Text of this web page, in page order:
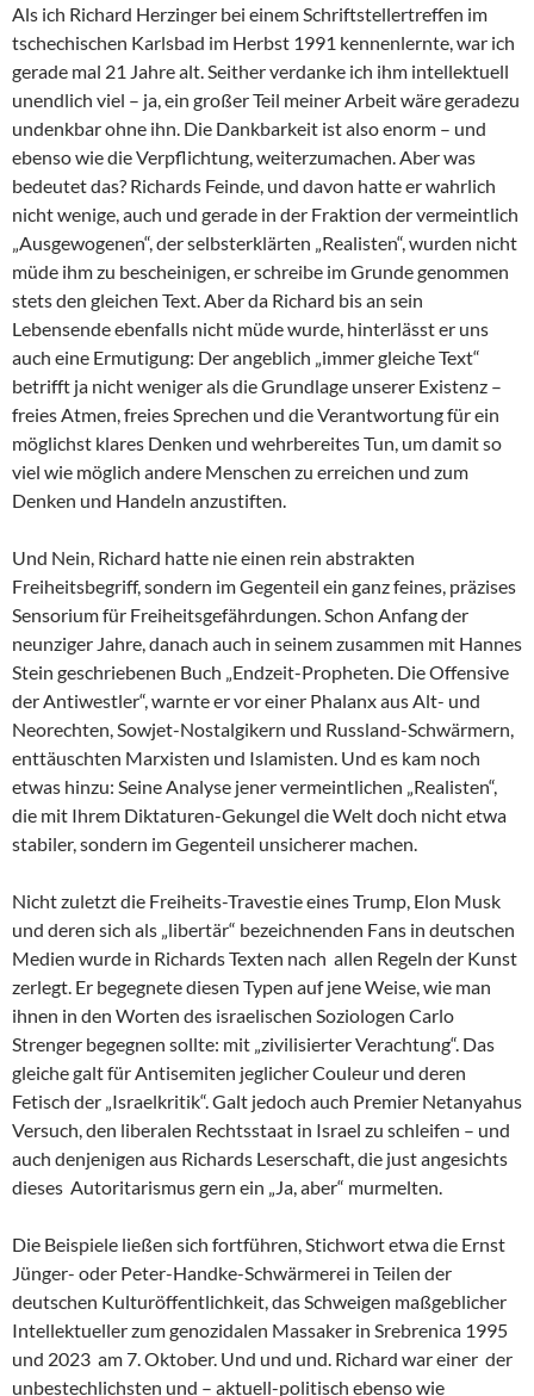
Als ich Richard Herzinger bei einem Schriftstellertreffen im
tschechischen Karlsbad im Herbst 1991 kennenlernte, war ich
gerade mal 21 Jahre alt. Seither verdanke ich ihm intellektuell
unendlich viel – ja, ein großer Teil meiner Arbeit wäre geradezu
undenkbar ohne ihn. Die Dankbarkeit ist also enorm – und
ebenso wie die Verpflichtung, weiterzumachen. Aber was
bedeutet das? Richards Feinde, und davon hatte er wahrlich
nicht wenige, auch und gerade in der Fraktion der vermeintlich
„Ausgewogenen“, der selbsterklärten „Realisten“, wurden nicht
müde ihm zu bescheinigen, er schreibe im Grunde genommen
stets den gleichen Text. Aber da Richard bis an sein
Lebensende ebenfalls nicht müde wurde, hinterlässt er uns
auch eine Ermutigung: Der angeblich „immer gleiche Text“
betrifft ja nicht weniger als die Grundlage unserer Existenz –
freies Atmen, freies Sprechen und die Verantwortung für ein
möglichst klares Denken und wehrbereites Tun, um damit so
viel wie möglich andere Menschen zu erreichen und zum
Denken und Handeln anzustiften.
Und Nein, Richard hatte nie einen rein abstrakten
Freiheitsbegriff, sondern im Gegenteil ein ganz feines, präzises
Sensorium für Freiheitsgefährdungen. Schon Anfang der
neunziger Jahre, danach auch in seinem zusammen mit Hannes
Stein geschriebenen Buch „Endzeit-Propheten. Die Offensive
der Antiwestler“, warnte er vor einer Phalanx aus Alt- und
Neorechten, Sowjet-Nostalgikern und Russland-Schwärmern,
enttäuschten Marxisten und Islamisten. Und es kam noch
etwas hinzu: Seine Analyse jener vermeintlichen „Realisten“,
die mit Ihrem Diktaturen-Gekungel die Welt doch nicht etwa
stabiler, sondern im Gegenteil unsicherer machen.
Nicht zuletzt die Freiheits-Travestie eines Trump, Elon Musk
und deren sich als „libertär“ bezeichnenden Fans in deutschen
Medien wurde in Richards Texten nach allen Regeln der Kunst
zerlegt. Er begegnete diesen Typen auf jene Weise, wie man
ihnen in den Worten des israelischen Soziologen Carlo
Strenger begegnen sollte: mit „zivilisierter Verachtung“. Das
gleiche galt für Antisemiten jeglicher Couleur und deren
Fetisch der „Israelkritik“. Galt jedoch auch Premier Netanyahus
Versuch, den liberalen Rechtsstaat in Israel zu schleifen – und
auch denjenigen aus Richards Leserschaft, die just angesichts
dieses Autoritarismus gern ein „Ja, aber“ murmelten.
Die Beispiele ließen sich fortführen, Stichwort etwa die Ernst
Jünger- oder Peter-Handke-Schwärmerei in Teilen der
deutschen Kulturöffentlichkeit, das Schweigen maßgeblicher
Intellektueller zum genozidalen Massaker in Srebrenica 1995
und 2023 am 7. Oktober. Und und und. Richard war einer der
unbestechlichsten und – aktuell-politisch ebenso wie